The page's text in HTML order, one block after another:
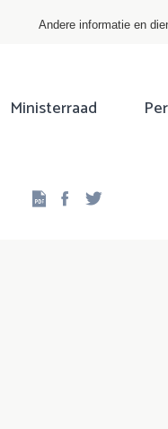
Andere informatie en
Ministerraad
Facebook